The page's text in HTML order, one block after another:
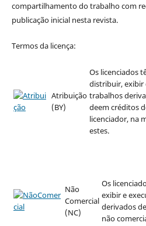
compartilhamento do trabalho com
publicação inicial nesta revista.
Termos da licença:
Atribuição
(BY)
Os licenciados
distribuir, exibir
trabalhos
deem créditos
licenciador, na
estes.
Não
Comercial
(NC)
Os
exibir e
derivados
não